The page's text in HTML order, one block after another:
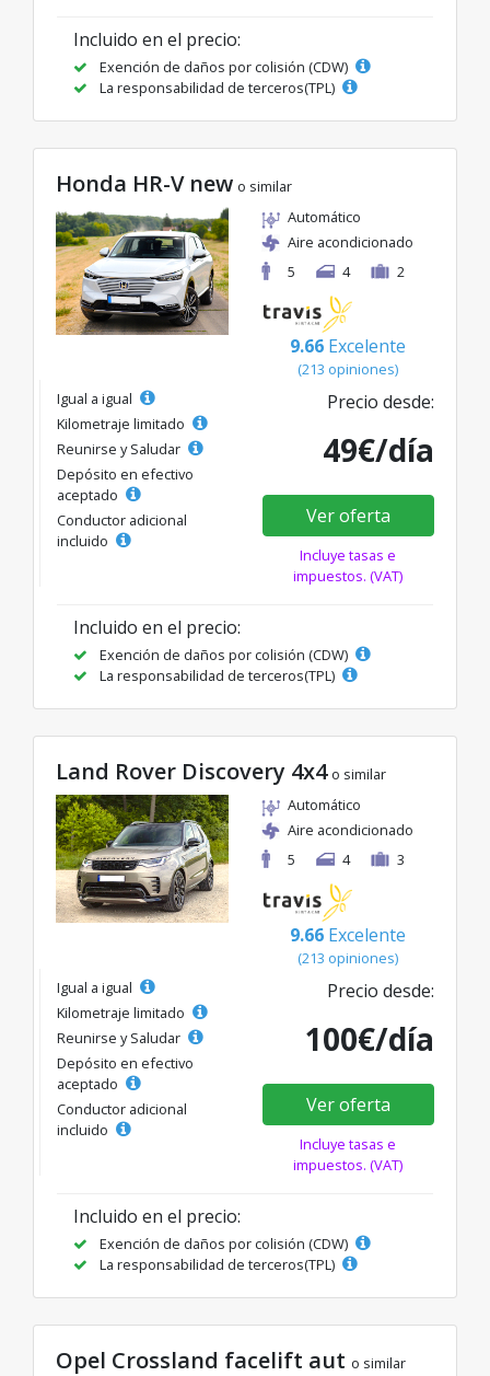
Incluido en el precio:
Exención de daños por colisión (CDW)
La responsabilidad de terceros(TPL)
Honda HR-V new o similar
Automático
Aire acondicionado
5
4 2
9.66 Excelente
(213 opiniones)
Igual a igual
Kilometraje limitado
Reunirse y Saludar
Depósito en efectivo
aceptado
Conductor adicional
incluido
Precio desde:
49€/día
Ver oferta
Incluye tasas e
impuestos. (VAT)
Incluido en el precio:
Exención de daños por colisión (CDW)
La responsabilidad de terceros(TPL)
Land Rover Discovery 4x4 o similar
Automático
Aire acondicionado
5
4 3
9.66 Excelente
(213 opiniones)
Igual a igual
Kilometraje limitado
Reunirse y Saludar
Depósito en efectivo
aceptado
Conductor adicional
incluido
Precio desde:
100€/día
Ver oferta
Incluye tasas e
impuestos. (VAT)
Incluido en el precio:
Exención de daños por colisión (CDW)
La responsabilidad de terceros(TPL)
Opel Crossland facelift aut o similar